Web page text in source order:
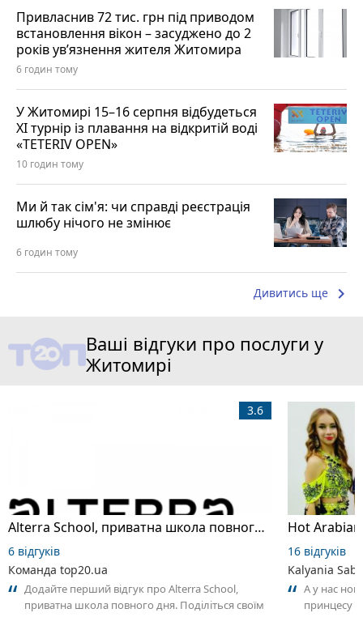
Привласнив 72 тис. грн під приводом
встановлення вікон – засуджено до 2
років ув’язнення жителя Житомира
6 годин тому
У Житомирі 15–16 серпня відбудеться
XI турнір із плавання на відкритій воді
«TETERIV OPEN»
10 годин тому
Ми й так сім'я: чи справді реєстрація
шлюбу нічого не змінює
6 годин тому
Дивитись ще keyboard_arrow_right
Ваші відгуки про послуги у
Житомирі
Alterra School, приватна школа повного дня
3.6
6 відгуків
Команда top20.ua
Додайте перший відгук про Alterra School,
приватна школа повного дня. Поділіться своїм
16 відгуків
Kalyania
А у нас
принцесу